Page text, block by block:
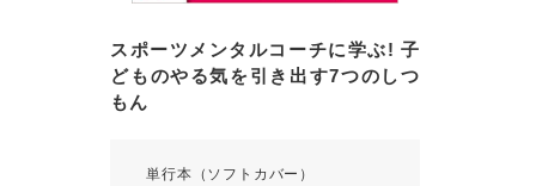
スポーツメンタルコーチに学ぶ! 子
どものやる気を引き出す7つのしつ
もん
単行本（ソフトカバー）